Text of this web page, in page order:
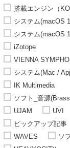
搭載エンジン（
システム(macOS
システム(macOS
iZotope
VIENNA
システム(Mac /
IK Multimedia
ソフト_音源
UJAM
UVI
ピックアップ記事
WAVES
ソ